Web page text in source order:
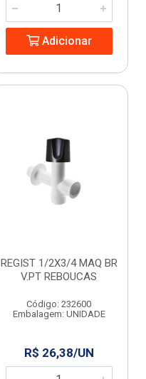
Adicionar
REGIST 1/2X3/4 MAQ BR
V.PT REBOUCAS
Código: 232600
Embalagem: UNIDADE
R$ 26,38/UN